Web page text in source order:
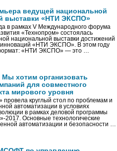
ведущей национальной
выставки «НТИ ЭКСПО»
в рамках V Международного форума
«Технопром» состоялась
национальной выставки достижений
инноваций «НТИ ЭКСПО». В этом году
«НТИ ЭКСПО» — это …
хотим организовать
для совместного
мирового уровня
круглый стол по проблемам и
автоматизации в условиях
в рамках деловой программы
2017. Основные технологические
автоматизации и безопасности …